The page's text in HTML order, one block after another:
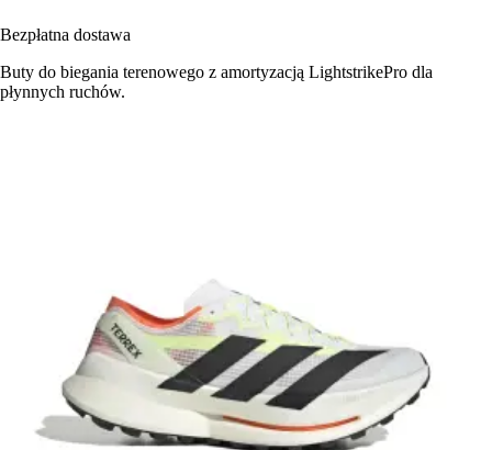
Bezpłatna dostawa
Buty do biegania terenowego z amortyzacją LightstrikePro dla
płynnych ruchów.